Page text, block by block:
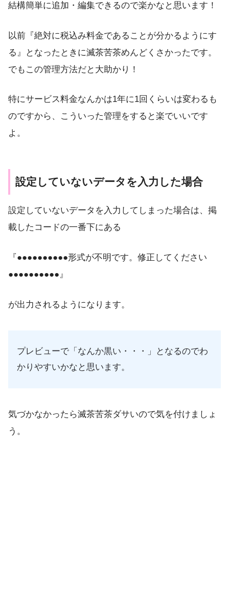
結構簡単に追加・編集できるので楽かなと思います！
以前『絶対に税込み料金であることが分かるようにす
る』となったときに滅茶苦茶めんどくさかったです。
でもこの管理方法だと大助かり！
特にサービス料金なんかは1年に1回くらいは変わるも
のですから、こういった管理をすると楽でいいです
よ。
設定していないデータを入力した場合
設定していないデータを入力してしまった場合は、掲
載したコードの一番下にある
『●●●●●●●●●●形式が不明です。修正してください
●●●●●●●●●●』
が出力されるようになります。
プレビューで「なんか黒い・・・」となるのでわ
かりやすいかなと思います。
気づかなかったら滅茶苦茶ダサいので気を付けましょ
う。